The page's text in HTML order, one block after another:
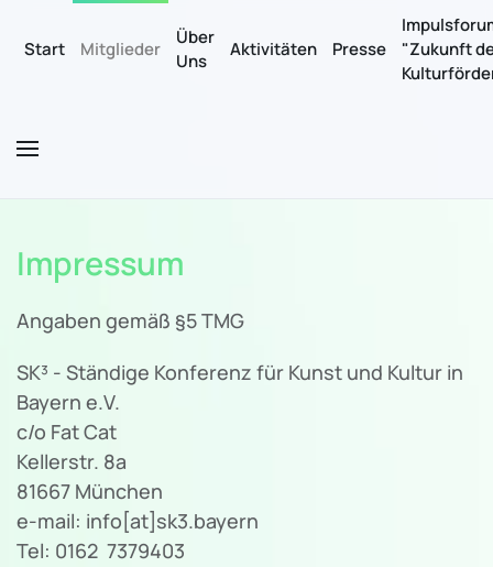
Zum Hauptinhalt springen
Start Mitglieder
Über
Uns
Aktivitäten Presse
"Zukunft
Impressum
Angaben gemäß §5 TMG
SK³ - Ständige Konferenz für Kunst und Kultur in
Bayern e.V.
c/o Fat Cat
Kellerstr. 8a
81667 München
e-mail: info[at]sk3.bayern
Tel: 0162 7379403